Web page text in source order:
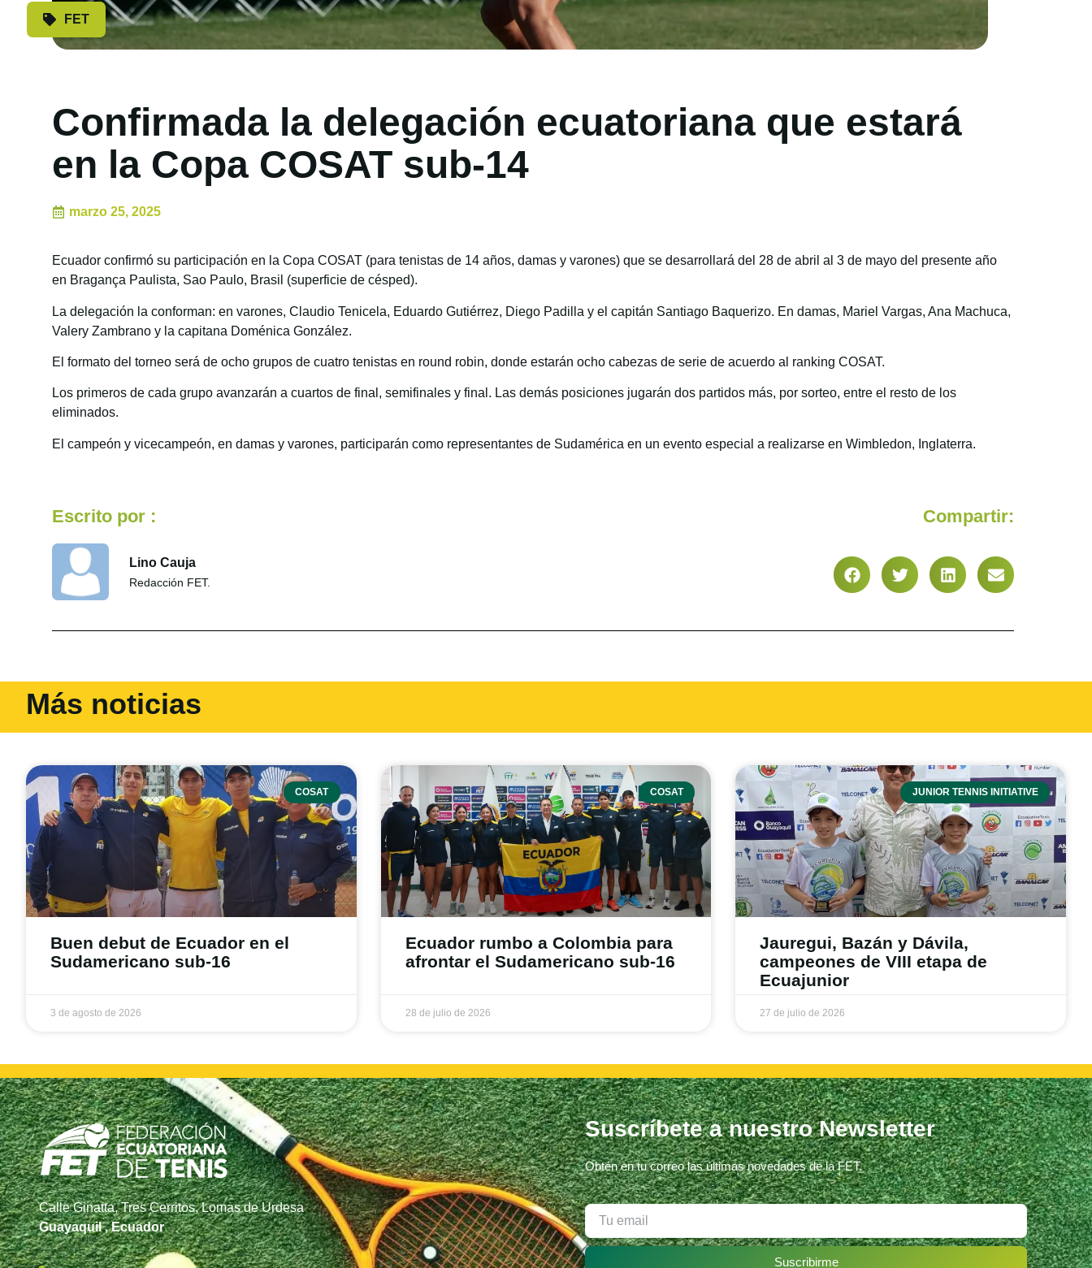
FET
Confirmada la delegación ecuatoriana que estará
en la Copa COSAT sub-14
marzo 25, 2025
Ecuador confirmó su participación en la Copa COSAT (para tenistas de 14 años, damas y varones) que se desarrollará del 28 de abril al 3 de mayo del presente año
en Bragança Paulista, Sao Paulo, Brasil (superficie de césped).
La delegación la conforman: en varones, Claudio Tenicela, Eduardo Gutiérrez, Diego Padilla y el capitán Santiago Baquerizo. En damas, Mariel Vargas, Ana Machuca,
Valery Zambrano y la capitana Doménica González.
El formato del torneo será de ocho grupos de cuatro tenistas en round robin, donde estarán ocho cabezas de serie de acuerdo al ranking COSAT.
Los primeros de cada grupo avanzarán a cuartos de final, semifinales y final. Las demás posiciones jugarán dos partidos más, por sorteo, entre el resto de los
eliminados.
El campeón y vicecampeón, en damas y varones, participarán como representantes de Sudamérica en un evento especial a realizarse en Wimbledon, Inglaterra.
Escrito por :
Lino Cauja
Redacción FET.
Compartir:
Más noticias
COSAT
Buen debut de Ecuador en el
Sudamericano sub-16
3 de agosto de 2026
COSAT
Ecuador rumbo a Colombia para
afrontar el Sudamericano sub-16
28 de julio de 2026
JUNIOR TENNIS INITIATIVE
Jauregui, Bazán y Dávila,
campeones de VIII etapa de
Ecuajunior
27 de julio de 2026
Calle Ginatta, Tres Cerritos, Lomas de Urdesa
Guayaquil , Ecuador
Suscríbete a nuestro Newsletter
Obtén en tu correo las últimas novedades de la FET.
Suscribirme